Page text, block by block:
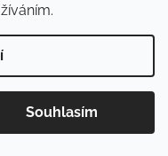
Souhlasím